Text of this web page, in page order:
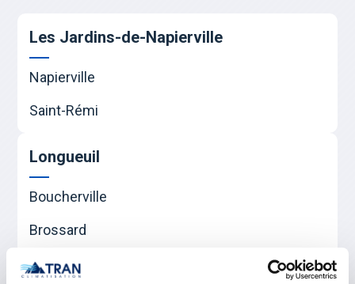
Les Jardins-de-Napierville
Napierville
Saint-Rémi
Longueuil
Boucherville
Brossard
Longueuil